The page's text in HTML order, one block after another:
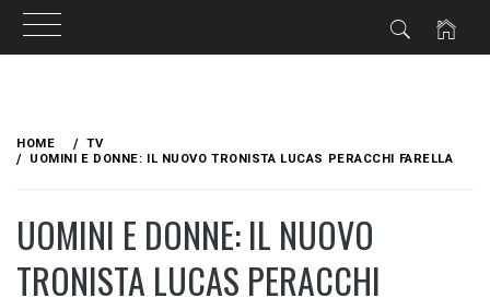
content
HOME
TV
UOMINI E DONNE: IL NUOVO TRONISTA LUCAS PERACCHI FARELLA
UOMINI E DONNE: IL NUOVO
TRONISTA LUCAS PERACCHI